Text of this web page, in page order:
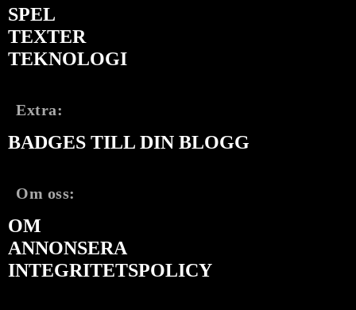
SPEL
TEXTER
TEKNOLOGI
Extra:
BADGES TILL DIN BLOGG
Om oss:
OM
ANNONSERA
INTEGRITETSPOLICY